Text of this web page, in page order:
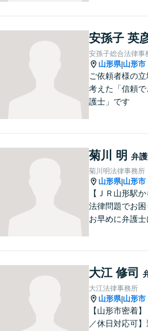
安孫子 英
安孫子総合法律事
山形県|山形市
ご依頼者様の
考えた「信頼
護士」です
菊川 明 弁
菊川明法律事務所
山形県|山形市
【ＪＲ山形駅
法律問題でお困
お早めに弁護士
大江 修司
大江法律事務所
山形県|山形市
【山形市密着
／休日対応可